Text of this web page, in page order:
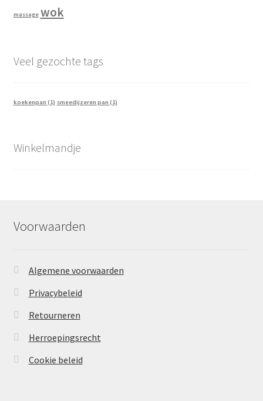
massage wok
Veel gezochte tags
koekenpan (1) smeedijzeren pan (1)
Winkelmandje
Voorwaarden
Algemene voorwaarden
Privacybeleid
Retourneren
Herroepingsrecht
Cookie beleid